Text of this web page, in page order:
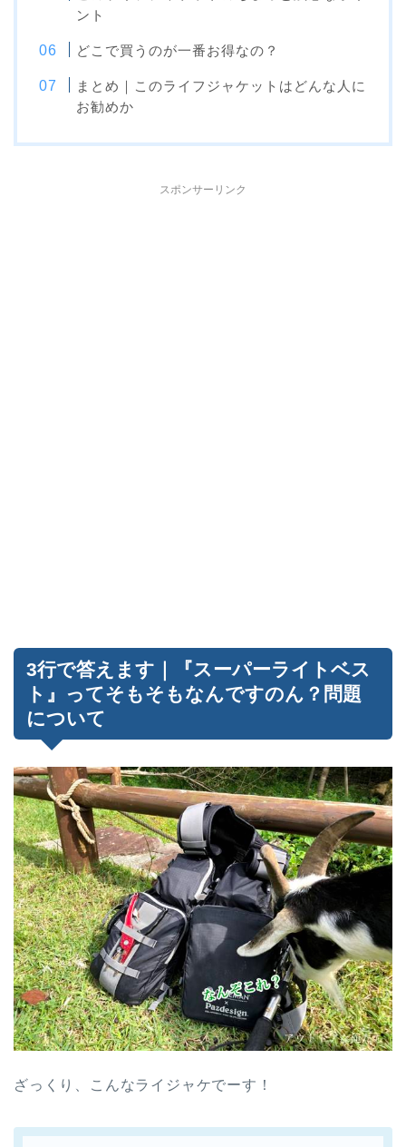
ント
どこで買うのが一番お得なの？
まとめ｜このライフジャケットはどんな人に
お勧めか
スポンサーリンク
3行で答えます｜『スーパーライトベス
ト』ってそもそもなんですのん？問題
について
ざっくり、こんなライジャケでーす！